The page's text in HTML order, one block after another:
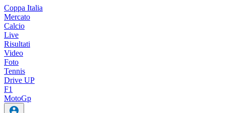
Coppa Italia
Mercato
Calcio
Live
Risultati
Video
Foto
Tennis
Drive UP
F1
MotoGp